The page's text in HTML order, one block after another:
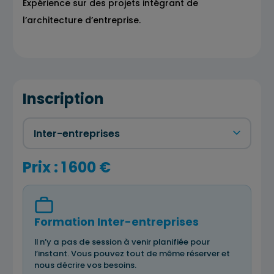
Expérience sur des projets intégrant de
l’architecture d’entreprise.
Inscription
Prix : 1 600 €
Formation Inter-entreprises
Il n’y a pas de session à venir planifiée pour
l’instant. Vous pouvez tout de même réserver et
nous décrire vos besoins.